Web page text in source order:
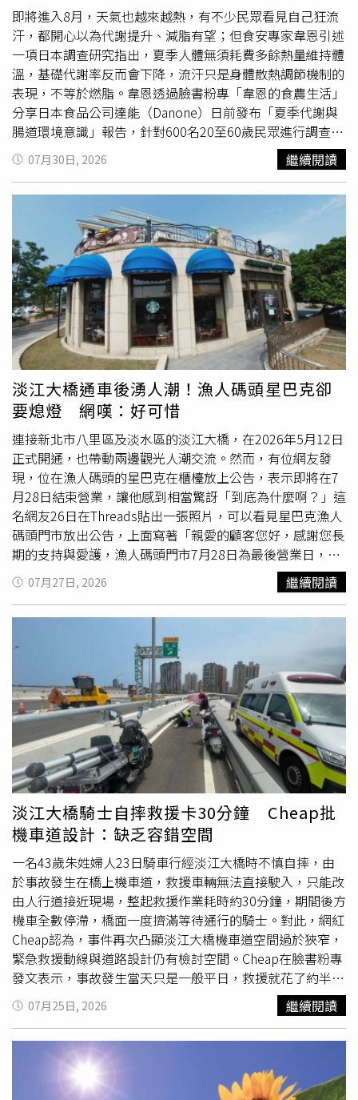
即將進入8月，天氣也越來越熱，有不少民眾看見自己狂流
汗，都開心以為代謝提升、減脂有望；但食安專家韋恩引述
一項日本調查研究指出，夏季人體無須耗費多餘熱量維持體
溫，基礎代謝率反而會下降，流汗只是身體散熱調節機制的
表現，不等於燃脂。韋恩透過臉書粉專「韋恩的食農生活」
分享日本食品公司達能（Danone）日前發布「夏季代謝與
腸道環境意識」報告，針對600名20至60歲民眾進行調查。
結果顯示，高達91%的受訪者希望在夏季減重或燃脂，其中
50多歲族群意願最高；然而，有60%的受訪者誤以為「夏
天代謝較易提升」，且其中近8%的人認為主因是「容易流
汗」，顯示多數民眾對於夏季生理代謝機制存在普遍認知落
差。日本消化器內視鏡學會專科醫師今村甲彥針對該調查表
示，人體在氣溫較高的環境下，不需額外花費力氣產熱，因
此代謝反應其實會相對趨緩。許多人流汗後產生「正在燃燒
脂肪」的錯覺，但排出汗水只是單純的水分流失與降溫反
應，若未補充足夠水分，不僅無法達到減重效果，還可能影
響身體正常運作。從生理機制來看，韋恩說明，人體維持體
溫主要仰賴棕色脂肪組織進行「非顫抖性產熱」。研究顯
示，棕色脂肪在低溫環境下會被大幅活化，透過燃燒能量產
生熱能以禦寒；到了炎熱夏天，由於缺乏低溫刺激，身體不
需要棕色脂肪頻繁運作，相關的能量消耗自然隨之減少。國
際權威期刊如《美國生理學會期刊》與《美國人類生物學期
刊》的研究皆證實，棕色脂肪主導的產熱效率具有顯著季節
性，冬天 遠比夏天活躍。韋恩進一步指出，台灣夏季悶熱潮
濕，大多數民眾長時間待在冷氣房或車廂內，體溫調節的需
求進一步降低；他提醒，民眾若想在夏天維持良好代謝，切
勿寄望於排汗帶來的心理安慰，而應從均衡飲食、控制熱量
攝取以及維持規律的日常運動量著手，才能真正達成健康減
重的目標。
07月30日, 2026 繼續閱讀
淡江大橋通車後湧人潮！漁人碼頭星巴克卻
要熄燈 網嘆：好可惜
連接新北市八里區及淡水區的淡江大橋，在2026年5月12日
正式開通，也帶動兩邊觀光人潮交流。然而，有位網友發
現，位在漁人碼頭的星巴克在櫃檯放上公告，表示即將在7
月28日結束營業，讓他感到相當驚訝「到底為什麼啊？」這
名網友26日在Threads貼出一張照片，可以看見星巴克漁人
碼頭門市放出公告，上面寫著「親愛的顧客您好，感謝您長
期的支持與愛護，漁人碼頭門市7月28日為最後營業日，歡
迎至鄰近門市消費」以及「若您有個人杯寄放於門市，別忘
了將杯子帶走唷」。對此，原PO感嘆，該門市明明連新冠
疫情都挺過去了，最近淡江大橋開通後，生意也還不錯，
言，「這間門市我很喜歡，每次去淡水都會進去，竟然要關
了，好可惜」、「漁人碼頭人真的有變多耶，居然要收
掉」、「大橋開通後真的感覺漁人碼頭人有變多，但店家真
的沒有因此變多，反而還關了一個星巴克」、「2011年8月
25日開幕的，差一點要15年了」。也有人說，「一堆人不
點咖啡佔位置」、「觀光地方大家只想免費的冷氣吹有位置
坐，現場看下來有點餐的又不多，又不像其他咖啡廳有強制
低消」、「冬天漁人碼頭就是個空城，沒法做生意，幾乎沒
人」。還有人猜測，「平常日生意差吧」、「可能被漲租金
啊，不見得是營業額不夠」、「鄰近的商場都有漲租金」。
07月27日, 2026 繼續閱讀
淡江大橋騎士自摔救援卡30分鐘 Cheap批
機車道設計：缺乏容錯空間
一名43歲朱姓婦人23日騎車行經淡江大橋時不慎自摔，由
於事故發生在橋上機車道，救援車輛無法直接駛入，只能改
由人行道接近現場，整起救援作業耗時約30分鐘，期間後方
機車全數停滯，橋面一度擠滿等待通行的騎士。對此，網紅
Cheap認為，事件再次凸顯淡江大橋機車道空間過於狹窄，
緊急救援動線與道路設計仍有檢討空間。Cheap在臉書粉專
發文表示，事故發生當天只是一般平日，救援就花了約半小
時才完成，若未來發生在假日，人行道擠滿遊客的情況下，
救援效率恐怕還會受到更大影響。他指出，淡江大橋機車道
過窄的問題，其實在通車前就曾引發外界討論，如今事故發
生，也讓相關疑慮再次浮上檯面。一旦橋上發生事故，不僅
容易造成後方車流全面回堵，救護車等救援車輛也無法直接
進入機車道，甚至難以透過快車道執行救援，只能改由人行
07月25日, 2026 繼續閱讀